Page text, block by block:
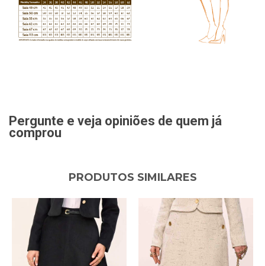
Pergunte e veja opiniões de quem já
comprou
PRODUTOS SIMILARES